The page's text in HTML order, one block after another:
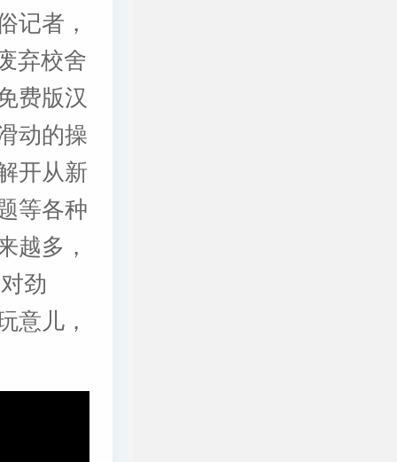
记者，
弃校舍
费版汉
动的操
开从新
等各种
越多，
劲
意儿，